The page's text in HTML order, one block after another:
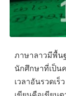
ภาษาลาวมีพื้น
นักศึกษาที่เป็น
เวลาอันรวดเ